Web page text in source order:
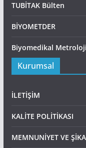
TUBİTAK Bülten
BİYOMETDER
Biyomedikal Metroloji
Kurumsal
İLETİŞİM
KALİTE POLİTİKASI
MEMNUNİYET VE